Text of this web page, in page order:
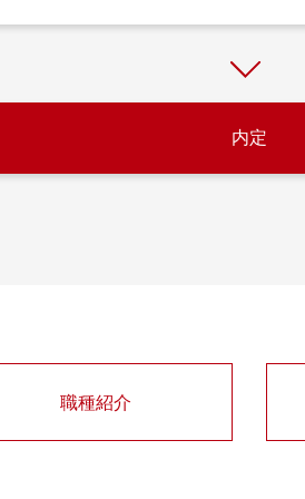
内定
職種紹介